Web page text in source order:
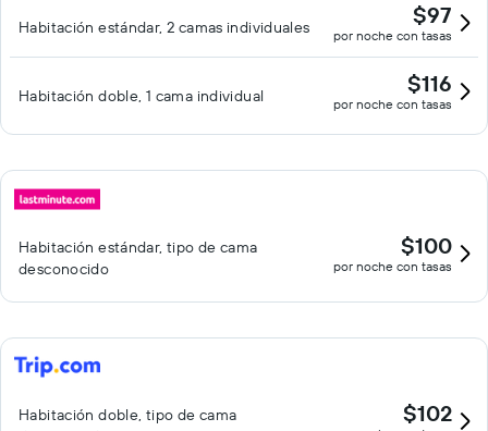
Habitación estándar, 2 camas individuales $97
por noche con tasas
Habitación doble, 1 cama individual $116
por noche con tasas
Habitación estándar, tipo de cama
desconocido
$100
por noche con tasas
Habitación doble, tipo de cama
$102